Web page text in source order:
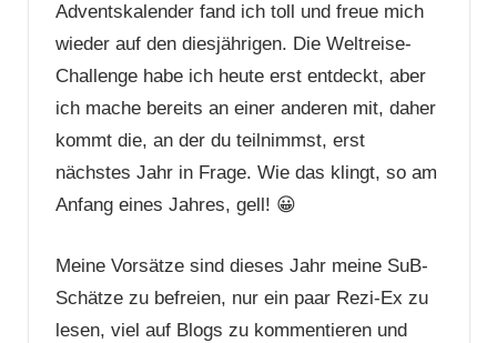
Adventskalender fand ich toll und freue mich
wieder auf den diesjährigen. Die Weltreise-
Challenge habe ich heute erst entdeckt, aber
ich mache bereits an einer anderen mit, daher
kommt die, an der du teilnimmst, erst
nächstes Jahr in Frage. Wie das klingt, so am
Anfang eines Jahres, gell! 😀
Meine Vorsätze sind dieses Jahr meine SuB-
Schätze zu befreien, nur ein paar Rezi-Ex zu
lesen, viel auf Blogs zu kommentieren und